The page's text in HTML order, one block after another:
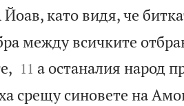
като видя, че
между всичките

11 а останалия народ
срещу синовете на